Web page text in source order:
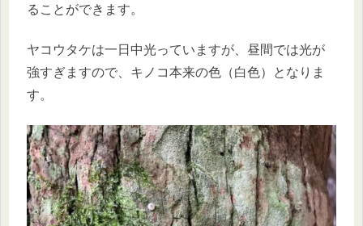
ることができます。
ヤコウタケは一日中光っていますが、昼間では光が
強すぎますので、キノコ本来の色（白色）となりま
す。